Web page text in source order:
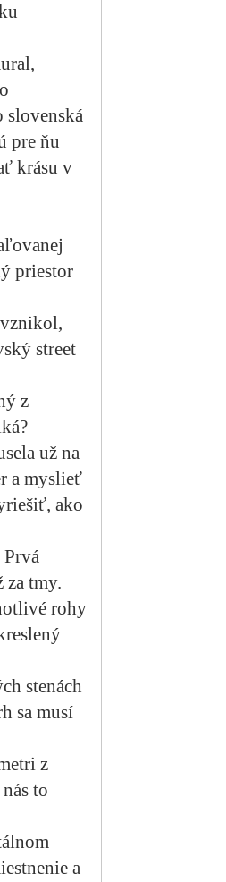
slo­venská
pre ňu
krásu v
priestor
street
z
už na
a myslieť
ako
tmy.
rohy
stenách
sa musí
z
to
a